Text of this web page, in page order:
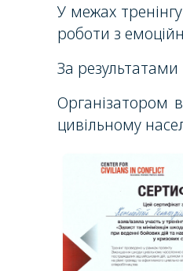
У межах
роботи з
За
Організатором
цивільному